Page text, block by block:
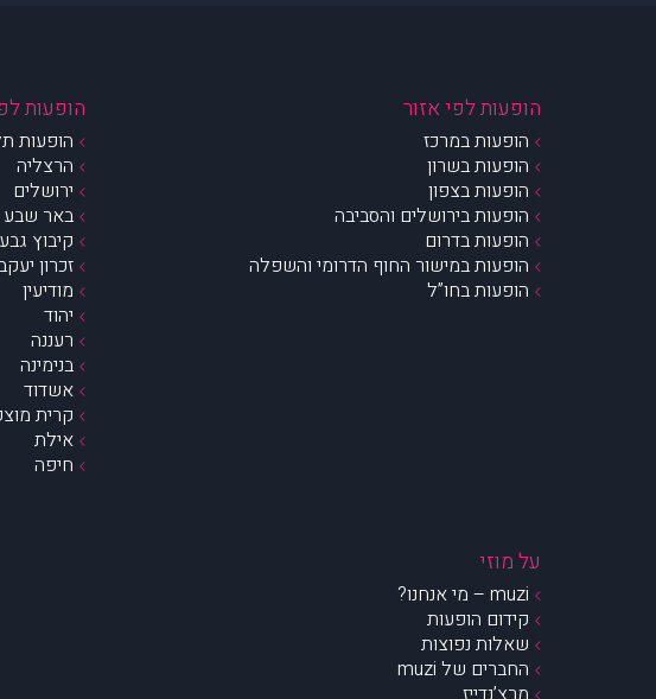
הופעות לפי אזור
הופעות במרכז
הופעות בשרון
הופעות בצפון
הופעות בירושלים והסביבה
הופעות בדרום
הופעות במישור החוף הדרומי והשפלה
הופעות בחו”ל
הופעות
הופעות
הרצליה
ירושלים
באר שבע
קיבוץ
זכרון
מודיעין
יהוד
רעננה
בנימינה
אשדוד
קרית
אילת
חיפה
על מוזי
muzi – מי אנחנו?
קידום הופעות
שאלות נפוצות
החברים של muzi